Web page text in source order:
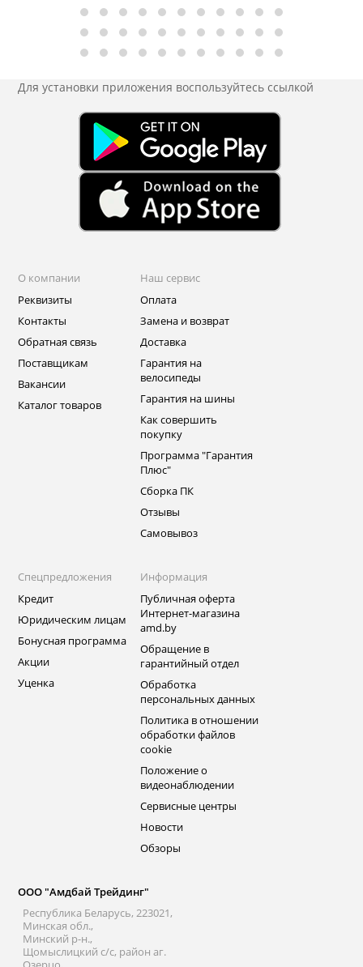
Для установки приложения воспользуйтесь ссылкой
О компании
Реквизиты
Контакты
Обратная связь
Поставщикам
Вакансии
Каталог товаров
Наш сервис
Оплата
Замена и возврат
Доставка
Гарантия на
велосипеды
Гарантия на шины
Как совершить
покупку
Программа "Гарантия
Плюс"
Сборка ПК
Отзывы
Самовывоз
Спецпредложения
Кредит
Юридическим лицам
Бонусная программа
Акции
Уценка
Информация
Публичная оферта
Интернет-магазина
amd.by
Обращение в
гарантийный отдел
Обработка
персональных данных
Политика в отношении
обработки файлов
cookie
Положение о
видеонаблюдении
Сервисные центры
Новости
Обзоры
ООО "Амдбай Трейдинг"
Республика Беларусь, 223021,
Минская обл.,
Минский р-н.,
Щомыслицкий с/с, район аг.